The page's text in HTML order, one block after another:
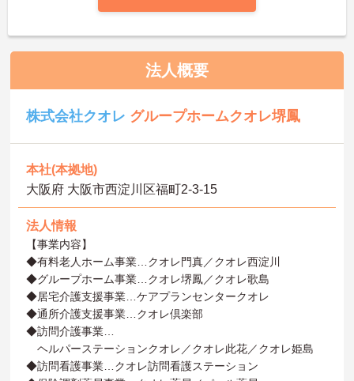
法人概要
株式会社クオレ グループホームクオレ堺鳳
本社(本拠地)
大阪府 大阪市西淀川区福町2-3-15
法人情報
【事業内容】
◆有料老人ホーム事業…クオレ門真／クオレ西淀川
◆グループホーム事業…クオレ堺鳳／クオレ歌島
◆居宅介護支援事業…ケアプランセンタークオレ
◆通所介護支援事業…クオレ倶楽部
◆訪問介護事業…
ヘルパーステーションクオレ／クオレ此花／クオレ姫島
◆訪問看護事業…クオレ訪問看護ステーション